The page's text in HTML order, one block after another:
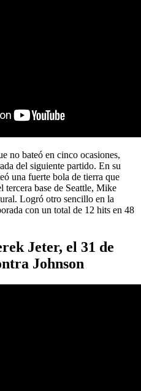
no bateó en cinco ocasiones,
del siguiente partido. En su
una fuerte bola de tierra que
base de Seattle, Mike
Logró otro sencillo en la
con un total de 12 hits en 48
Jeter, el 31 de
Johnson